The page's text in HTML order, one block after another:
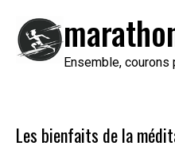
contenu
Ensemble, courons
Les bienfaits de la